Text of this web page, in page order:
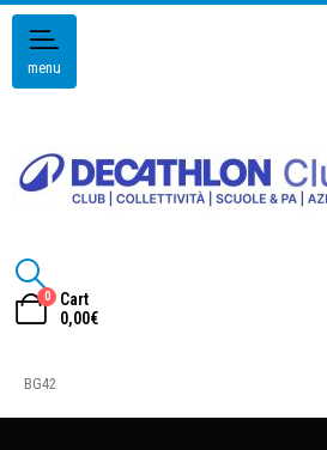
menu
0
Cart
0,00€
BG42